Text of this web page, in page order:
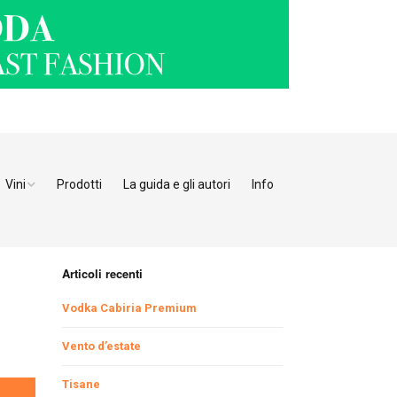
Ristoranti Verona
Ristoranti Vicenza
Ristoranti Padova
Ristoranti Pordenone
Ristoranti Udine
Vini Prodotti La guida e gli autori Info
Articoli recenti
Vodka Cabiria Premium
Vento d’estate
Tisane